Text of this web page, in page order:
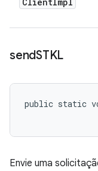
sendSTKL
public static
Envie uma